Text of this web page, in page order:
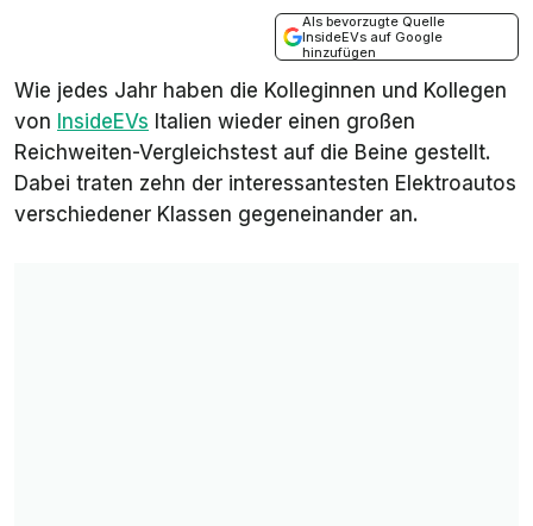
Als bevorzugte Quelle
InsideEVs auf Google
hinzufügen
Wie jedes Jahr haben die Kolleginnen und Kollegen
von InsideEVs Italien wieder einen großen
Reichweiten-Vergleichstest auf die Beine gestellt.
Dabei traten zehn der interessantesten Elektroautos
verschiedener Klassen gegeneinander an.